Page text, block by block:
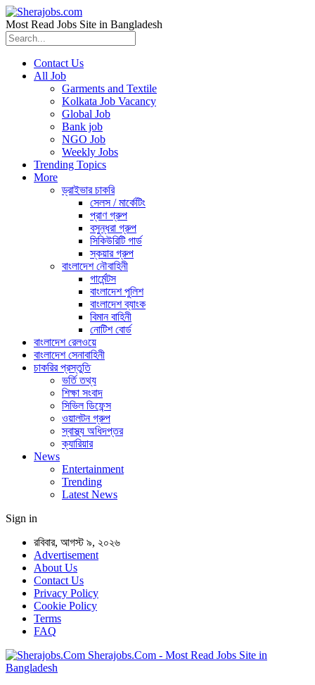
Most Read Jobs Site in Bangladesh
Contact Us
All Job
Garments and Textile
Kolkata Job Vacancy
Global Job
Bank job
NGO Job
Weekly Jobs
Trending Topics
More
ড্রাইভার চাকরি
সেলস / মার্কেটিং
প্রাণ গ্রুপ
বসুন্ধরা গ্রুপ
সিকিউরিটি গার্ড
স্কয়ার গ্রুপ
বাংলাদেশ নৌবাহিনী
গার্মেন্টস
বাংলাদেশ পুলিশ
বাংলাদেশ ব্যাংক
বিমান বাহিনী
নোটিশ বোর্ড
বাংলাদেশ রেলওয়ে
বাংলাদেশ সেনাবাহিনী
চাকরির প্রস্তুতি
ভর্তি তথ্য
শিক্ষা সংবাদ
সিভিল ডিফেন্স
ওয়ালটন গ্রুপ
স্বাস্থ্য অধিদপ্তর
ক্যারিয়ার
News
Entertainment
Trending
Latest News
Sign in
রবিবার, আগস্ট ৯, ২০২৬
Advertisement
About Us
Contact Us
Privacy Policy
Cookie Policy
Terms
FAQ
Sherajobs.Com - Most Read Jobs Site in
Bangladesh